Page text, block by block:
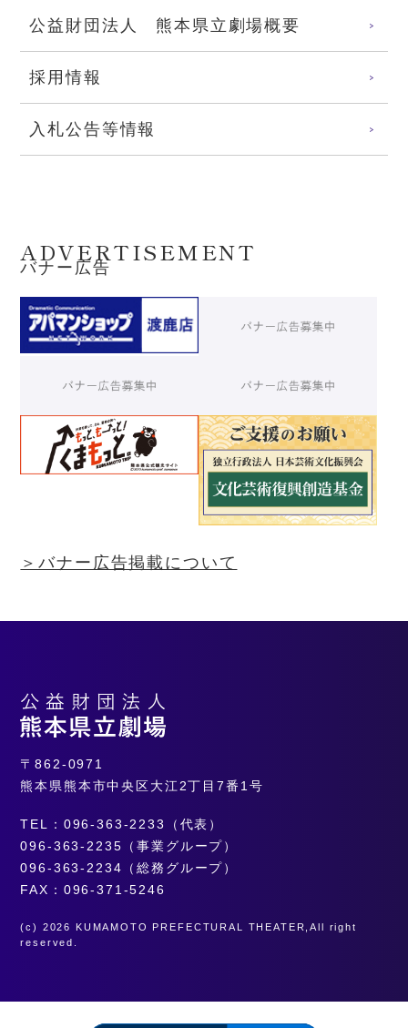
公益財団法人 熊本県立劇場概要
採用情報
入札公告等情報
ADVERTISEMENT
バナー広告
＞バナー広告掲載について
〒862-0971
熊本県熊本市中央区大江2丁目7番1号
TEL：096-363-2233（代表）
096-363-2235（事業グループ）
096-363-2234（総務グループ）
FAX：096-371-5246
(c) 2026 KUMAMOTO PREFECTURAL THEATER,All right
reserved.